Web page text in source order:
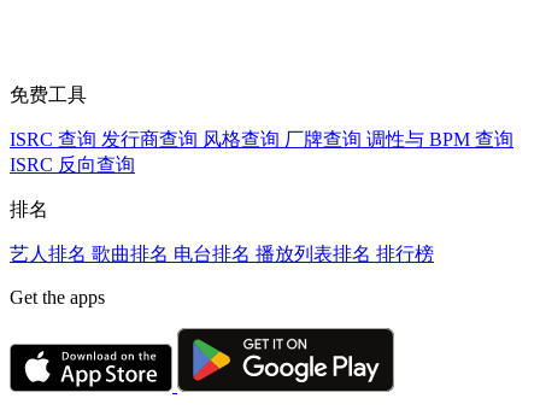
免费工具
ISRC 查询 发行商查询 风格查询 厂牌查询 调性与 BPM 查询
ISRC 反向查询
排名
艺人排名 歌曲排名 电台排名 播放列表排名 排行榜
Get the apps